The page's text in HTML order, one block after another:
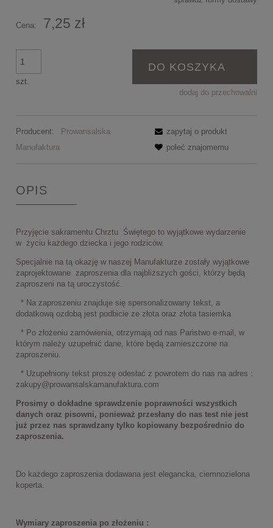
Cena: 7,25 zł
szt.
DO KOSZYKA
dodaj do przechowalni
Producent:
Prowansalska
Manufaktura
zapytaj o produkt
poleć znajomemu
OPIS
Przyjęcie sakramentu Chrztu Świętego to wyjątkowe wydarzenie
w życiu każdego dziecka i jego rodziców.
Specjalnie na tą okazję w naszej Manufakturze zostały wyjątkowe
zaprojektowane zaproszenia dla najbliższych gości, którzy będą
zaproszeni na tą uroczystość.
* Na zaproszeniu znajduje się spersonalizowany tekst, a
dodatkową ozdobą jest podbicie ze złota oraz złota tasiemka
* Po złożeniu zamówienia, otrzymają od nas Państwo e-mail, w
którym należy uzupełnić dane, które będą zamieszczone na
zaproszeniu.
* Uzupełniony tekst proszę odesłać z powrotem do nas na adres :
zakupy@prowansalskamanufaktura.com
Prosimy o dokładne sprawdzenie poprawności wszystkich
danych oraz pisowni, ponieważ przesłany do nas test nie jest
już przez nas sprawdzany tylko kopiowany bezpośrednio do
zaproszenia.
Do każdego zaproszenia dodawana jest elegancka, ciemnozielona
koperta.
Wymiary zaproszenia po złożeniu :